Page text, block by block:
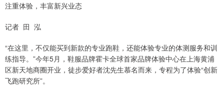
注重体验，丰富新兴业态
记者 田 泓
“在这里，不仅能买到新款的专业跑鞋，还能体验专业的体测服务和训
练指导。”今年5月，鞋服品牌霍卡全球首家品牌体验中心在上海黄浦
区新天地商圈开业，徒步爱好者沈先生慕名而来，专程为了体验“创新
飞跑研究所”。